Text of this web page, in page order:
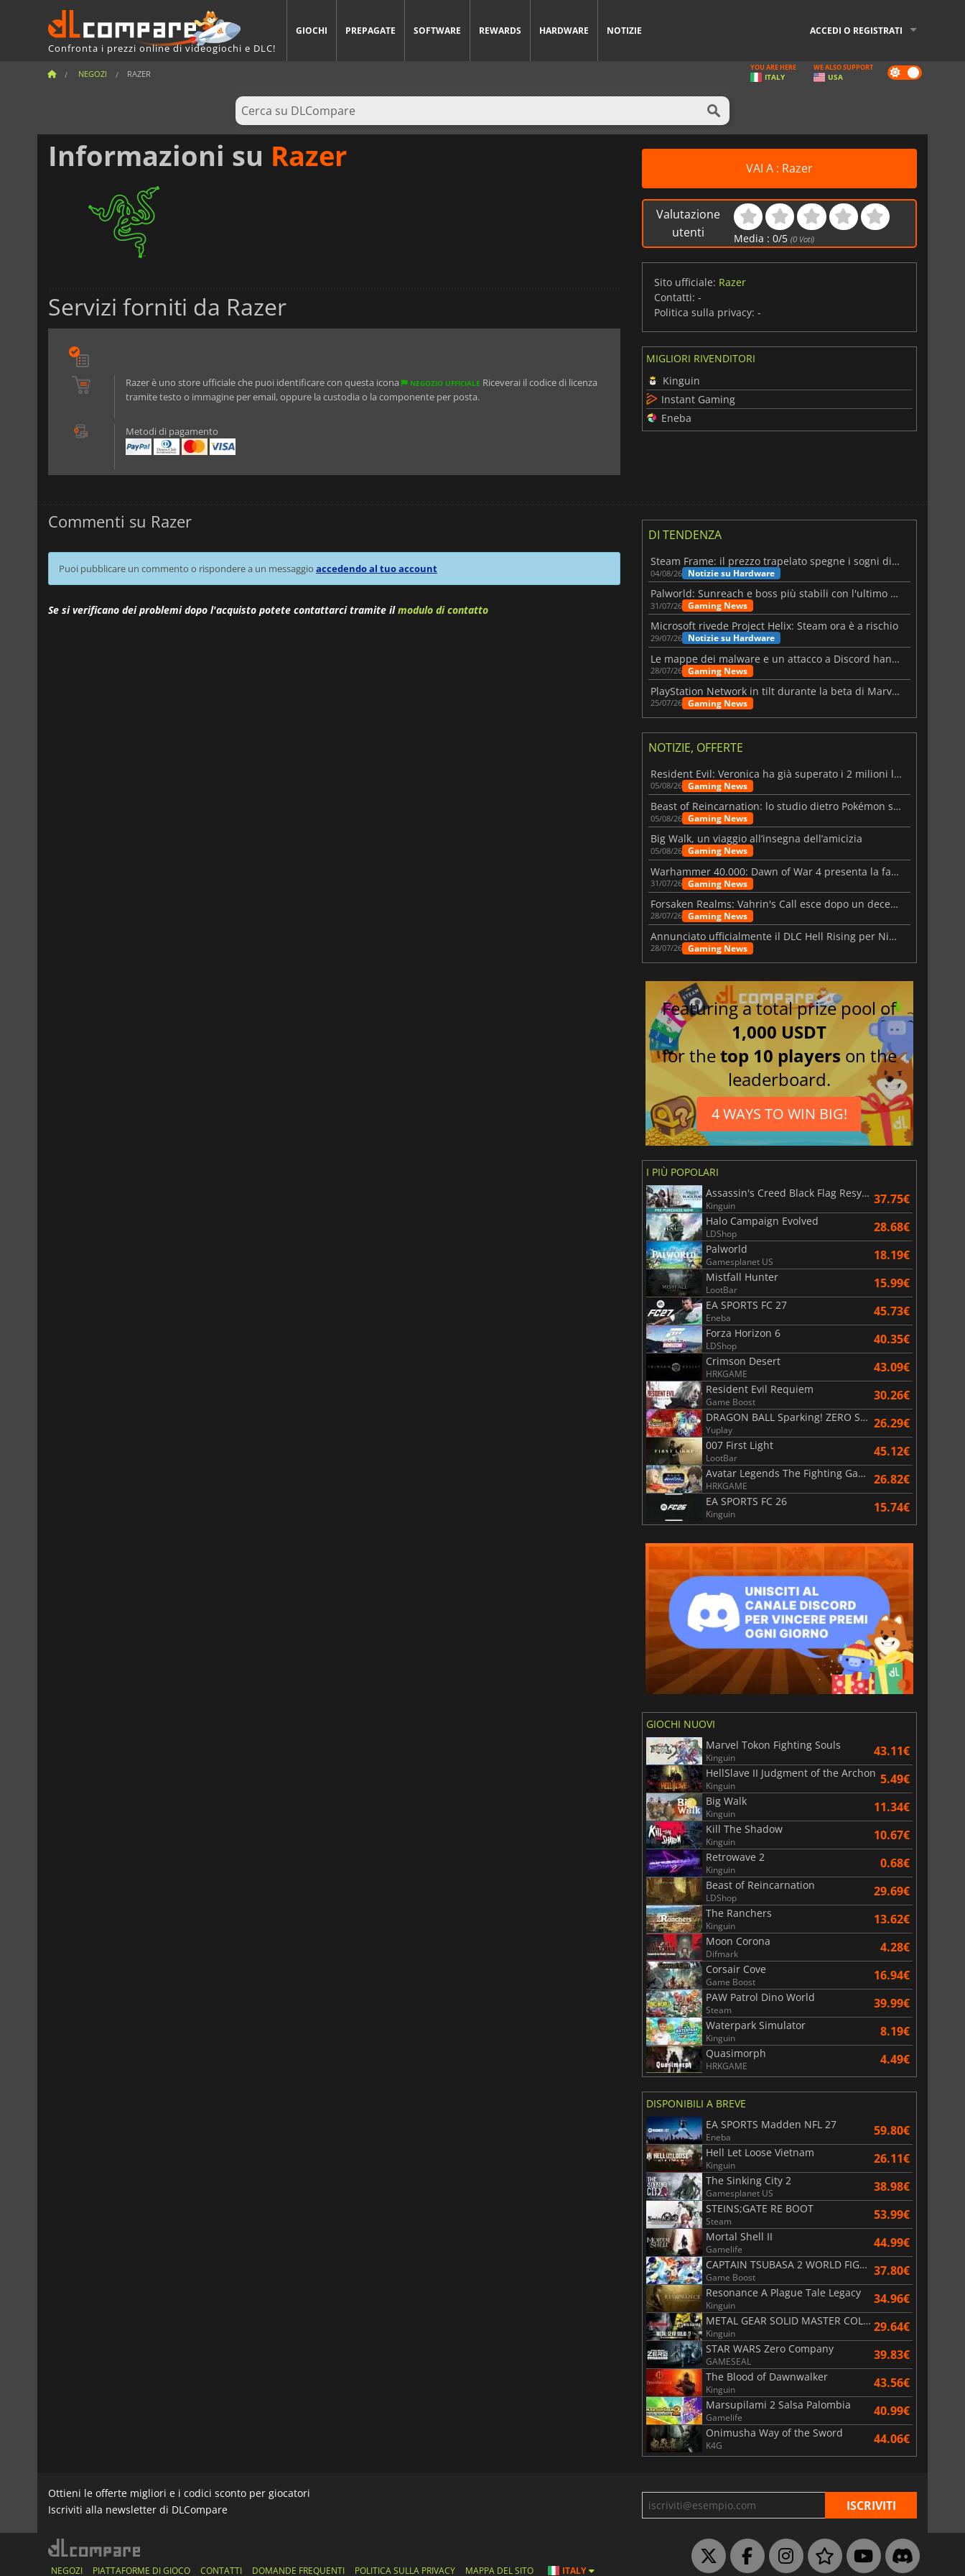
Confronta i prezzi online di videogiochi e DLC!
GIOCHI PREPAGATE SOFTWARE REWARDS HARDWARE NOTIZIE ACCEDI O REGISTRATI
NEGOZI RAZER Dark
mode
YOU ARE HERE
ITALY
WE ALSO SUPPORT
USA
Informazioni su Razer
Servizi forniti da Razer
Razer è uno store ufficiale che puoi identificare con questa icona NEGOZIO UFFICIALE Riceverai il codice di licenza
tramite testo o immagine per email, oppure la custodia o la componente per posta.
Metodi di pagamento
VAI A : Razer
Valutazione
utenti
Media :0/5 (0 Voti)
Sito ufficiale: Razer
Contatti: -
Politica sulla privacy: -
MIGLIORI RIVENDITORI
Kinguin
Instant Gaming
Eneba
Commenti su Razer
Puoi pubblicare un commento o rispondere a un messaggio accedendo al tuo account
Se si verificano dei problemi dopo l'acquisto potete contattarci tramite ilmodulo di contatto
DI TENDENZA
Steam Frame: il prezzo trapelato spegne i sogni di un VR economico
04/08/26 Notizie su Hardware
Palworld: Sunreach e boss più stabili con l'ultimo update
31/07/26 Gaming News
Microsoft rivede Project Helix: Steam ora è a rischio
29/07/26 Notizie su Hardware
Le mappe dei malware e un attacco a Discord hanno colpito Meccha Chameleon
28/07/26 Gaming News
PlayStation Network in tilt durante la beta di Marvel Tōkon
25/07/26 Gaming News
NOTIZIE, OFFERTE
Resident Evil: Veronica ha già superato i 2 milioni liste dei desideri
05/08/26 Gaming News
Beast of Reincarnation: lo studio dietro Pokémon su una nuova strada
05/08/26 Gaming News
Big Walk, un viaggio all’insegna dell’amicizia
05/08/26 Gaming News
Warhammer 40.000: Dawn of War 4 presenta la fazione dei Necron
31/07/26 Gaming News
Forsaken Realms: Vahrin's Call esce dopo un decennio di sviluppo
28/07/26 Gaming News
Annunciato ufficialmente il DLC Hell Rising per Nioh 3
28/07/26 Gaming News
Featuring a total prize pool of
1,000 USDT
for thetop 10 players on the
leaderboard.
4 WAYS TO WIN BIG!
I PIÙ POPOLARI
Assassin's Creed Black Flag Resynced
Kinguin 37.75€
Halo Campaign Evolved
LDShop 28.68€
Palworld
Gamesplanet US 18.19€
Mistfall Hunter
LootBar 15.99€
EA SPORTS FC 27
Eneba 45.73€
Forza Horizon 6
LDShop 40.35€
Crimson Desert
HRKGAME 43.09€
Resident Evil Requiem
Game Boost 30.26€
DRAGON BALL Sparking! ZERO Super Limit Breaking NEO
Yuplay 26.29€
007 First Light
LootBar 45.12€
Avatar Legends The Fighting Game
HRKGAME 26.82€
EA SPORTS FC 26
Kinguin 15.74€
GIOCHI NUOVI
Marvel Tokon Fighting Souls
Kinguin 43.11€
HellSlave II Judgment of the Archon
Kinguin 5.49€
Big Walk
Kinguin 11.34€
Kill The Shadow
Kinguin 10.67€
Retrowave 2
Kinguin 0.68€
Beast of Reincarnation
LDShop 29.69€
The Ranchers
Kinguin 13.62€
Moon Corona
Difmark 4.28€
Corsair Cove
Game Boost 16.94€
PAW Patrol Dino World
Steam 39.99€
Waterpark Simulator
Kinguin 8.19€
Quasimorph
HRKGAME 4.49€
DISPONIBILI A BREVE
EA SPORTS Madden NFL 27
Eneba 59.80€
Hell Let Loose Vietnam
Kinguin 26.11€
The Sinking City 2
Gamesplanet US 38.98€
STEINS;GATE RE BOOT
Steam 53.99€
Mortal Shell II
Gamelife 44.99€
CAPTAIN TSUBASA 2 WORLD FIGHTERS
Game Boost 37.80€
Resonance A Plague Tale Legacy
Kinguin 34.96€
METAL GEAR SOLID MASTER COLLECTION Vol.2
Kinguin 29.64€
STAR WARS Zero Company
GAMESEAL 39.83€
The Blood of Dawnwalker
Kinguin 43.56€
Marsupilami 2 Salsa Palombia
Gamelife 40.99€
Onimusha Way of the Sword
K4G 44.06€
Ottieni le offerte migliori e i codici sconto per giocatori
Iscriviti alla newsletter di DLCompare
NEGOZI PIATTAFORME DI GIOCO CONTATTI DOMANDE FREQUENTI POLITICA SULLA PRIVACY MAPPA DEL SITO ITALY